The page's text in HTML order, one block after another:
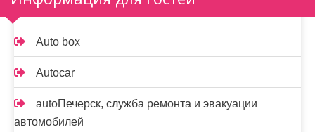
Auto box
Autocar
autoПечерск, служба ремонта и эвакуации
автомобилей